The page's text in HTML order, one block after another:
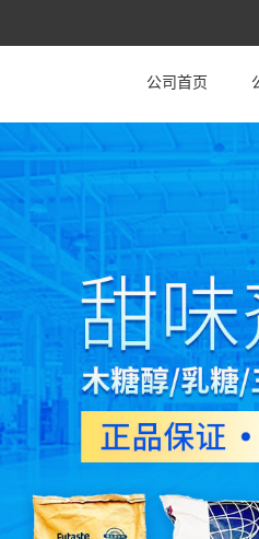
公司首页